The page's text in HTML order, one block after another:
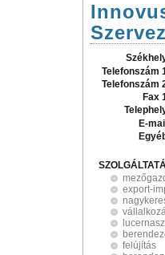
Telefonszám
Telefonszám
Fax
E-
export-
felújítás